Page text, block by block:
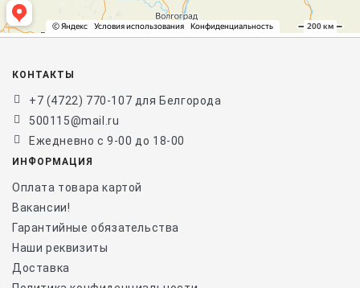
КОНТАКТЫ
+7 (4722) 770-107 для Белгорода
500115@mail.ru
Ежедневно с 9-00 до 18-00
ИНФОРМАЦИЯ
Оплата товара картой
Вакансии!
Гарантийные обязательства
Наши реквизиты
Доставка